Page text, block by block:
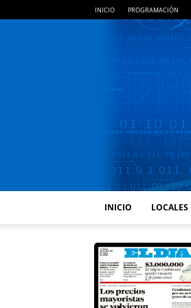
INICIO PROGRAMACIÓN
INICIO LOCALES